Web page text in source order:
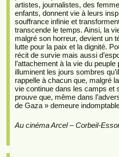
artistes, journalistes, des
enfants, donnent vie à leurs
souffrance infinie et
transcende le temps. Ainsi, la
malgré son horreur, devient un
lutte pour la paix et la dignité.
récit de survie mais aussi
l’attachement à la vie du
illuminent les jours sombres
rappelle à chacun que, malgré
vie continue dans les camps et
prouve que, même dans
de Gaza » demeure
Au cinéma Arcel – Corbeil-